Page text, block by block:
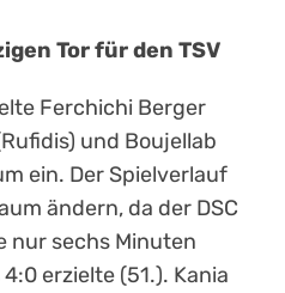
Tor für den TSV
Ferchichi Berger
und Boujellab
ein. Der Spielverlauf
ändern, da der DSC
nur sechs Minuten
erzielte (51.). Kania